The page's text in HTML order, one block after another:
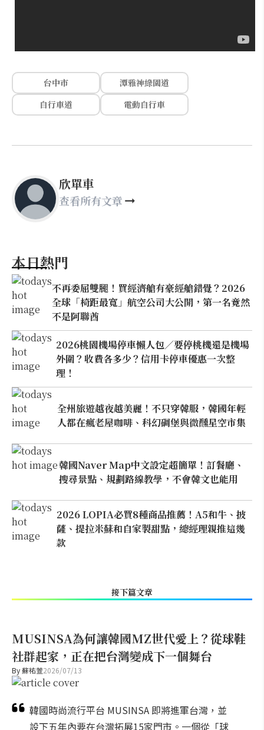
台中市
潭雅神綠園道
自行車道
電動自行車
欣單車
查看所有文章
本日熱門
不再委屈雙腿！買經濟艙有豪經艙錯覺？2026
全球「椅距最寬」航空公司大公開，第一名竟然
不是阿聯酋
2026桃園機場停車懶人包／要停桃機還是機場
外圍？收費各多少？信用卡停車優惠一次整
理！
全州旅遊越夜越美麗！不只穿韓服，韓國年輕
人都在瘋老屋咖啡、科幻碉堡與微醺星空市集
韓國Naver Map中文設定超簡單！訂餐廳、
搜尋景點、規劃路線教學，不會韓文也能用
2026 LOPIA必買8種商品推薦！A5和牛、披
薩、提拉米蘇和自家製甜點，總經理親推這幾
款
接下篇文章
MUSINSA為何讓韓國MZ世代愛上？從球鞋
社群起家，正在把台灣變成下一個舞台
By蘇祐萱2026/07/13
韓國時尚流行平台 MUSINSA 即將進軍台灣，並
設下五年內要在台灣拓展15家門市。一個從「球